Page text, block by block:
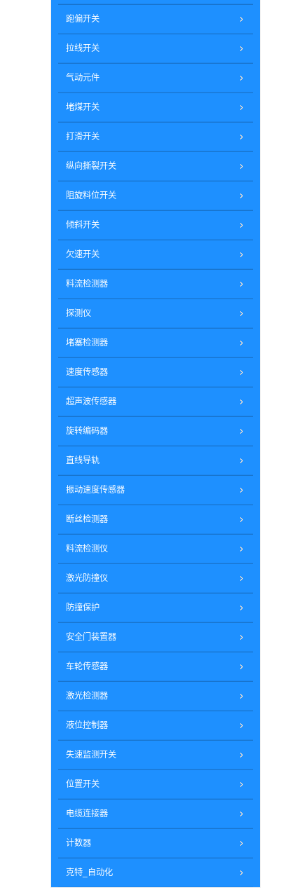
跑偏开关
拉线开关
气动元件
堵煤开关
打滑开关
纵向撕裂开关
阻旋料位开关
倾斜开关
欠速开关
料流检测器
探测仪
堵塞检测器
速度传感器
超声波传感器
旋转编码器
直线导轨
振动速度传感器
断丝检测器
料流检测仪
激光防撞仪
防撞保护
安全门装置器
车轮传感器
激光检测器
液位控制器
失速监测开关
位置开关
电缆连接器
计数器
克特_自动化